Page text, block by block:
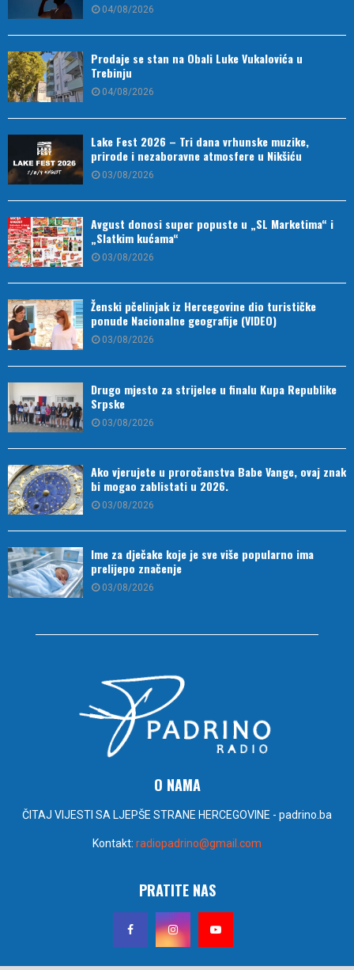
04/08/2026
Prodaje se stan na Obali Luke Vukalovića u
Trebinju
04/08/2026
Lake Fest 2026 – Tri dana vrhunske muzike,
prirode i nezaboravne atmosfere u Nikšiću
03/08/2026
Avgust donosi super popuste u „SL Marketima“ i
„Slatkim kućama“
03/08/2026
Ženski pčelinjak iz Hercegovine dio turističke
ponude Nacionalne geografije (VIDEO)
03/08/2026
Drugo mjesto za strijelce u finalu Kupa Republike
Srpske
03/08/2026
Ako vjerujete u proročanstva Babe Vange, ovaj znak
bi mogao zablistati u 2026.
03/08/2026
Ime za dječake koje je sve više popularno ima
prelijepo značenje
03/08/2026
O NAMA
ČITAJ VIJESTI SA LJEPŠE STRANE HERCEGOVINE - padrino.ba
Kontakt: radiopadrino@gmail.com
PRATITE NAS